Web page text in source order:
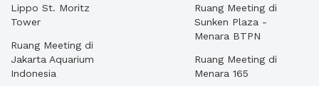
Lippo St. Moritz
Tower
Ruang Meeting di
Jakarta Aquarium
Indonesia
Ruang Meeting di
Sunken Plaza -
Menara BTPN
Ruang Meeting di
Menara 165